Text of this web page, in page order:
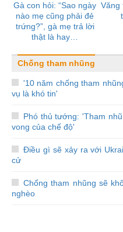
Gà con hỏi: “Sao ngày
nào mẹ cũng phải đẻ
trứng?”, gà mẹ trả lời
thật là hay…
Văng
Chống tham nhũng
'10 năm chống tham
vụ là khó tin'
Phó thủ tướng: 'Tham
vong của chế độ'
Điều gì sẽ xảy ra với
cử
Chống tham nhũng sẽ
nghèo